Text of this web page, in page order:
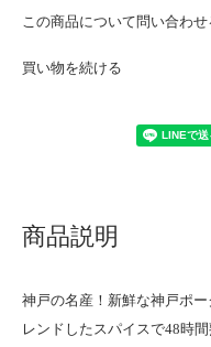
この商品について問い合わせ
買い物を続ける
商品説明
神戸の名産！新鮮な神戸ポ
レンドしたスパイスで48時